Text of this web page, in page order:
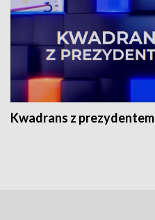
Kwadrans z prezydentem